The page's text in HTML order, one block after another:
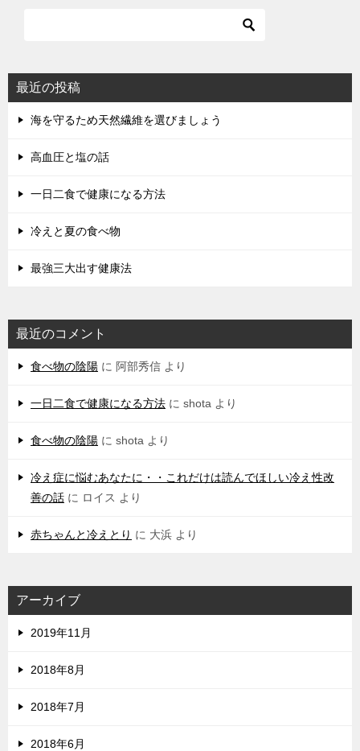
最近の投稿
海を守るため天然繊維を選びましょう
高血圧と塩の話
一日二食で健康になる方法
冷えと夏の食べ物
最強三大出す健康法
最近のコメント
食べ物の陰陽 に 阿部秀信 より
一日二食で健康になる方法 に shota より
食べ物の陰陽 に shota より
冷え症に悩むあなたに・・これだけは読んでほしい冷え性改
善の話 に ロイス より
赤ちゃんと冷えとり に 大浜 より
アーカイブ
2019年11月
2018年8月
2018年7月
2018年6月